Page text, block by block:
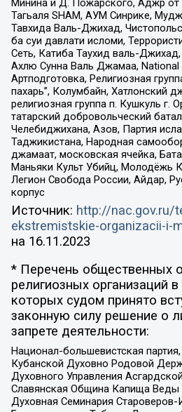
Минина и Д. Пожарского, Аджр от
Тагьаля SHAM, АУМ Синрике,
Тавхида Валь-Джихад,
ба суи давлати исломи,
Сеть, Катиба Таухид валь-
Ахлю Сунна Валь Джамаа, National
Артподготовка, Религиозная
пахарь”, Колумбайн, Хатлонский
религиозная группа п. Кушкуль г.
татарский добровольческий
Челебиджихана, Азов, Партия
Таджикистана, Народная
джамаат, московская ячейка,
Маньяки Культ Убийц, Молодёжь
Легион Свобода России, Айдар,
корпус
Источник: http://nac.gov.ru/
ekstremistskie-organizacii-i-
на 16.11.2023
* Перечень общественных
религиозных организаций
которых судом принято
законную силу решение о
запрете деятельности:
Национал-большевистская
Кубанской Духовно Родовой
Духовного Управления
Славянская Община Капища Веды
Духовная Семинария Староверов-